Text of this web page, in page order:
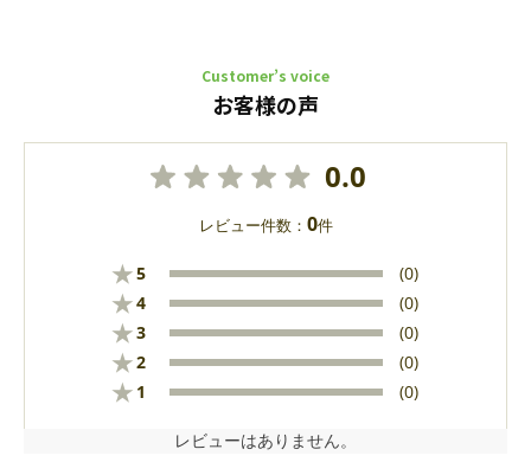
Customer’s voice
お客様の声
0.0
レビュー件数： 0件
★5 (0)
★4 (0)
★3 (0)
★2 (0)
★ 1 (0)
レビューはありません。